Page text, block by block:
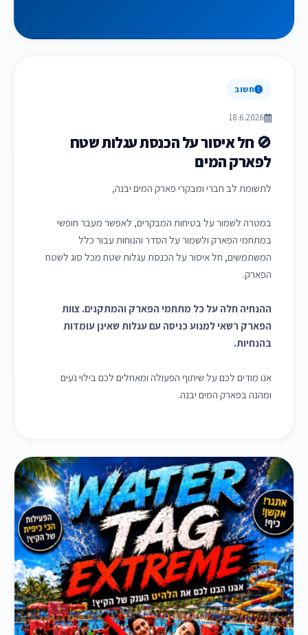
חשוב
18.6.2026
🚫 חל איסור על הכנסת עגלות שטח
לפארק המים
לתשומת לב חברי ומבקרי פארק המים יבנה,
במטרה לשמור על בטיחות המבקרים, לאפשר מעבר חופשי
במתחמי הפארק ולשמור על הסדר והנוחות עבור כלל
המשתמשים, חל איסור על הכנסת עגלות שטח מכל סוג לשטח
הפארק.
ההנחיה חלה על כל מתחמי הפארק והמתקנים. צוות
הפארק רשאי למנוע כניסה עם עגלות שאינן עומדות
בהנחיות.
אנו מודים לכם על שיתוף הפעולה ומאחלים לכם בילוי נעים
ומהנה בפארק המים יבנה.